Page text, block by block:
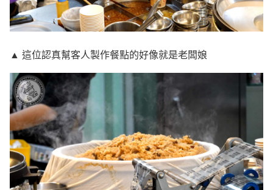
▲ 這位認真幫客人製作餐點的好像就是老闆娘